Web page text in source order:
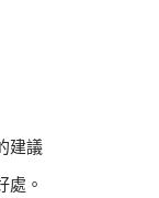
建議
處。